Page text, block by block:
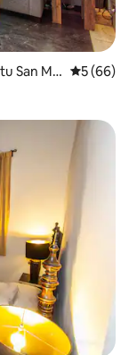
San Mig
5 (66)
gostov«